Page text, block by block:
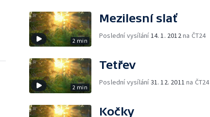
2 min
Mezilesní slať
Poslední vysílání 14. 1. 2012 na ČT24
2 min
Tetřev
Poslední vysílání31. 12. 2011 na ČT24
Kočky